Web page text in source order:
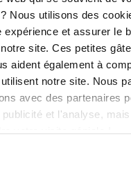
Nous utilisons des
expérience et assurer le
site. Ces petites
aident également à
notre site. Nous
avec des partenaires
et l'analyse,
votre visite géniale !